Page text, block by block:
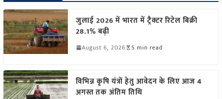
जुलाई 2026 में भारत में ट्रैक्टर रिटेल बिक्री
28.1% बढ़ी
August 6, 2026 5 min read
विभिन्न कृषि यंत्रों हेतु आवेदन के लिए आज 4
अगस्त तक अंतिम तिथि